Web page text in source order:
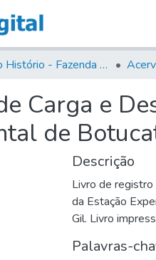
Acervo Histório - Fazenda Lageado
Carga e
de
Descrição
Livro de
da Estação
Gil. Livro
Palavras-